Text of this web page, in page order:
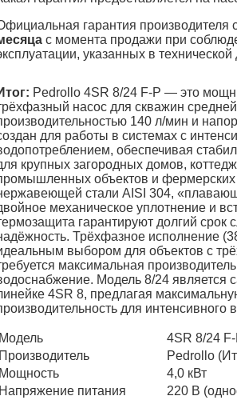
гарантия производителя
с момента продажи при
указанных в
Pedrollo 4SR 8/24 F-P — это
насос для скважин
140 л/мин и
для работы в системах с
обеспечивая
крупных загородных домов,
объектов и фермерских
стали AISI 304,
механическое уплотнение и
гарантируют долгий срок
Трёхфазное исполнение
выбором для объектов с
максимальная
Модель 8/24 является
4SR 8, предлагая
для интенсивного
4SR 8/24
Pedrollo
4,0 кВт
питания
220 В